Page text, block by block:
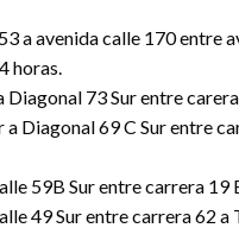
a avenida calle 170 entre
horas.
Diagonal 73 Sur entre
a Diagonal 69 C Sur entre
59B Sur entre carrera
49 Sur entre carrera 62